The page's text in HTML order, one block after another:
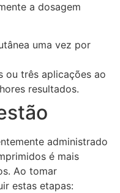
a dosagem
uma vez por
ou três aplicações ao
resultados.
administrado
é mais
Ao tomar
estas etapas: